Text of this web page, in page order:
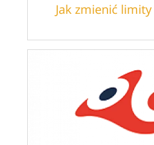
Jak zmienić